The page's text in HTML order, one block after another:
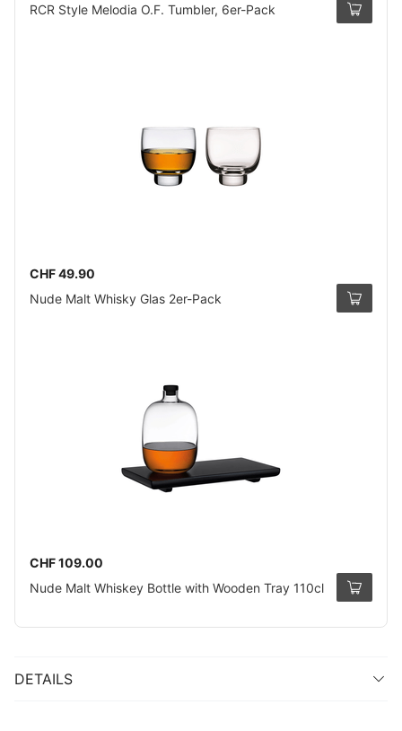
RCR Style Melodia O.F. Tumbler, 6er-Pack
CHF 49.90
Nude Malt Whisky Glas 2er-Pack
CHF 109.00
Nude Malt Whiskey Bottle with Wooden Tray 110cl
DETAILS